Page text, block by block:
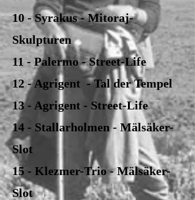
10 - Syrakus - Mitoraj-
Skulpturen
11 - Palermo - Street-Life
12 - Agrigent - Tal der Tempel
13 - Agrigent - Street-Life
14 - Stallarholmen - Mälsäker-
Slot
15 - Klezmer-Trio - Mälsäker-
Slot